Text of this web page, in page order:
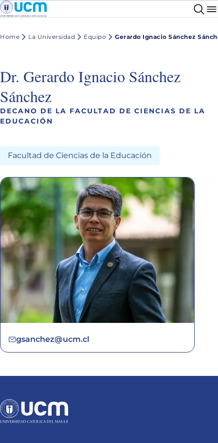
Home La Universidad Equipo Gerardo Ignacio Sánchez
Dr. Gerardo Ignacio Sánchez
Sánchez
DECANO DE LA FACULTAD DE CIENCIAS DE LA
EDUCACIÓN
Facultad de Ciencias de la Educación
gsanchez@ucm.cl